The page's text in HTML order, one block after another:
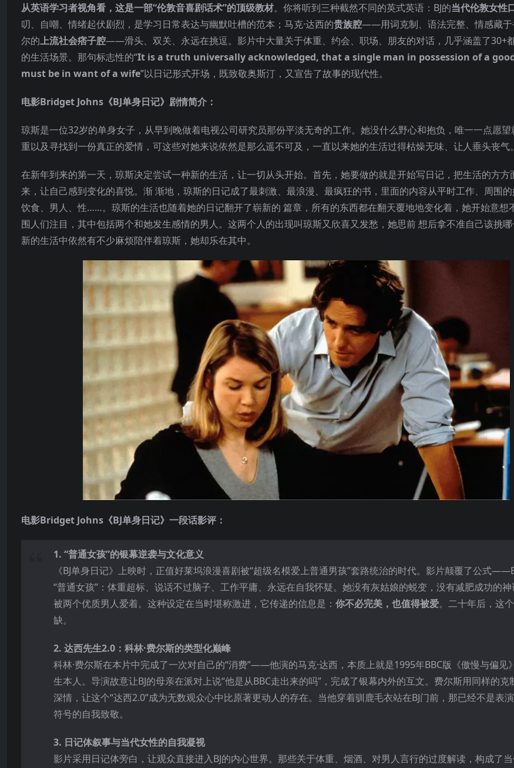
从英语学习者视角看，这是一部“伦敦音喜剧话术”的顶级教材。你将听到三种截然不同的英式英语：BJ的当代伦敦女性
叨、自嘲、情绪起伏剧烈，是学习日常表达与幽默吐槽的范本；马克·达西的贵族腔——用词克制、语法完整、情感藏于
尔的上流社会痞子腔——滑头、双关、永远在挑逗。影片中大量关于体重、约会、职场、朋友的对话，几乎涵盖了30+
的生活场景。那句标志性的“It is a truth universally acknowledged, that a single man in possession of a
must be in want of a wife”以日记形式开场，既致敬奥斯汀，又宣告了故事的现代性。
电影Bridget Johns《BJ单身日记》剧情简介：
琼斯是一位32岁的单身女子，从早到晚做着电视公司研究员那份平淡无奇的工作。她没什么野心和抱负，唯一一点愿望
重以及寻找到一份真正的爱情，可这些对她来说依然是那么遥不可及，一直以来她的生活过得枯燥无味、让人垂头丧气。
在新年到来的第一天，琼斯决定尝试一种新的生活，让一切从头开始。首先，她要做的就是开始写日记，把生活的方方
来，让自己感到变化的喜悦。渐 渐地，琼斯的日记成了最刺激、最浪漫、最疯狂的书，里面的内容从平时工作、周围的
饮食、男人、性……。琼斯的生活也随着她的日记翻开了崭新的 篇章，所有的东西都在翻天覆地地变化着，她开始意想
围人们注目，其中包括两个和她发生感情的男人。这两个人的出现叫琼斯又欣喜又发愁，她思前 想后拿不准自己该挑哪
新的生活中依然有不少麻烦陪伴着琼斯，她却乐在其中。
电影Bridget Johns《BJ单身日记》一段话影评：
1. “普通女孩”的银幕逆袭与文化意义
《BJ单身日记》上映时，正值好莱坞浪漫喜剧被“超级名模爱上普通男孩”套路统治的时代。影片颠覆了公式
“普通女孩”：体重超标、说话不过脑子、工作平庸、永远在自我怀疑。她没有灰姑娘的蜕变，没有减肥成功的
被两个优质男人爱着。这种设定在当时堪称激进，它传递的信息是： 你不必完美，也值得被爱。二十年后，这
缺。
2. 达西先生2.0：科林·费尔斯的类型化巅峰
科林·费尔斯在本片中完成了一次对自己的“消费”——他演的马克·达西，本质上就是1995年BBC版《傲慢与偏见
生本人。导演故意让BJ的母亲在派对上说“他是从BBC走出来的吗”，完成了银幕内外的互文。费尔斯用同样的克
深情，让这个“达西2.0”成为无数观众心中比原著更动人的存在。当他穿着驯鹿毛衣站在BJ门前，那已经不是表
符号的自我致敬。
3. 日记体叙事与当代女性的自我凝视
影片采用日记体旁白，让观众直接进入BJ的内心世界。那些关于体重、烟酒、对男人言行的过度解读，构成了